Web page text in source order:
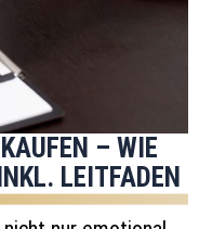
– WIE
LEITFADEN